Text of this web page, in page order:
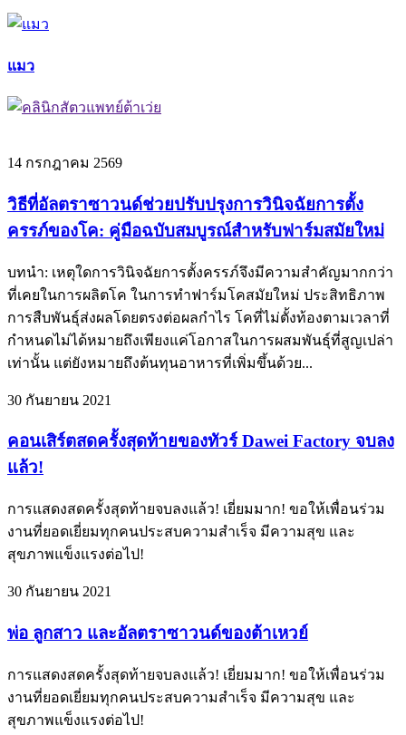
แมว
14 กรกฎาคม 2569
วิธีที่อัลตราซาวนด์ช่วยปรับปรุงการวินิจฉัยการตั้ง
ครรภ์ของโค: คู่มือฉบับสมบูรณ์สำหรับฟาร์มสมัยใหม่
บทนำ: เหตุใดการวินิจฉัยการตั้งครรภ์จึงมีความสำคัญมากกว่า
ที่เคยในการผลิตโค ในการทำฟาร์มโคสมัยใหม่ ประสิทธิภาพ
การสืบพันธุ์ส่งผลโดยตรงต่อผลกำไร โคที่ไม่ตั้งท้องตามเวลาที่
กำหนดไม่ได้หมายถึงเพียงแค่โอกาสในการผสมพันธุ์ที่สูญเปล่า
เท่านั้น แต่ยังหมายถึงต้นทุนอาหารที่เพิ่มขึ้นด้วย...
30 กันยายน 2021
คอนเสิร์ตสดครั้งสุดท้ายของทัวร์ Dawei Factory จบลง
แล้ว!
การแสดงสดครั้งสุดท้ายจบลงแล้ว! เยี่ยมมาก! ขอให้เพื่อนร่วม
งานที่ยอดเยี่ยมทุกคนประสบความสำเร็จ มีความสุข และ
สุขภาพแข็งแรงต่อไป!
30 กันยายน 2021
พ่อ ลูกสาว และอัลตราซาวนด์ของต้าเหวย์
การแสดงสดครั้งสุดท้ายจบลงแล้ว! เยี่ยมมาก! ขอให้เพื่อนร่วม
งานที่ยอดเยี่ยมทุกคนประสบความสำเร็จ มีความสุข และ
สุขภาพแข็งแรงต่อไป!